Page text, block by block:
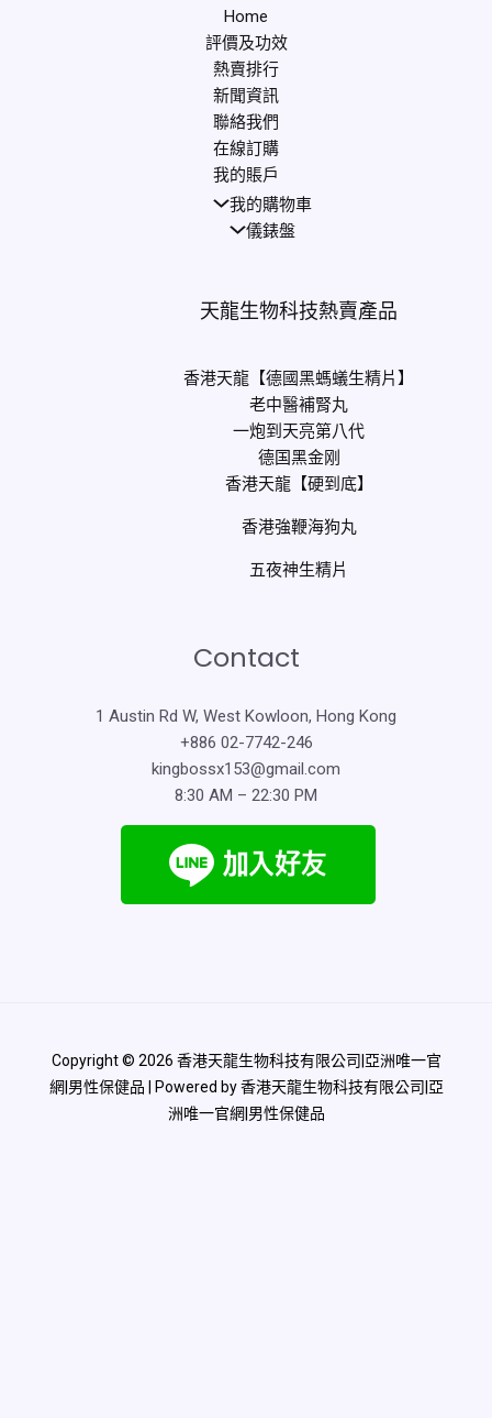
Home
評價及功效
熱賣排行
新聞資訊
聯絡我們
在線訂購
我的賬戶
我的購物車
儀錶盤
天龍生物科技熱賣產品
香港天龍【德國黑螞蟻生精片】
老中醫補腎丸
一炮到天亮第八代
德国黑金刚
香港天龍【硬到底】
香港強鞭海狗丸
五夜神生精片
Contact
1 Austin Rd W, West Kowloon, Hong Kong
+886 02-7742-246
kingbossx153@gmail.com
8:30 AM – 22:30 PM
Copyright © 2026 香港天龍生物科技有限公司|亞洲唯一官
網|男性保健品 | Powered by 香港天龍生物科技有限公司|亞
洲唯一官網|男性保健品